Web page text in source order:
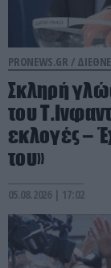
PRONEWS.GR /
Σκληρή
του
εκλογές –
του»
05.08.2026 | 17:02